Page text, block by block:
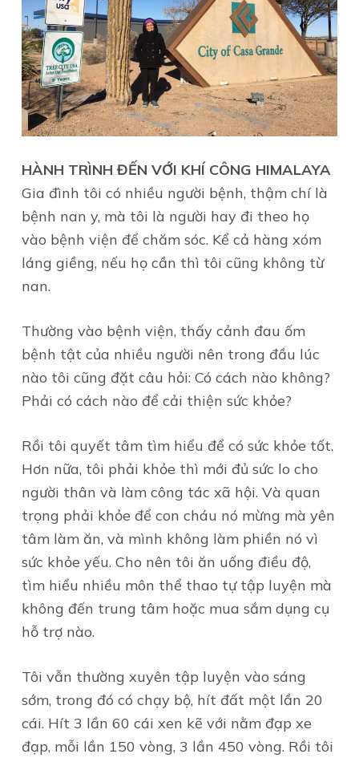
HÀNH TRÌNH ĐẾN VỚI KHÍ CÔNG HIMALAYA
Gia đình tôi có nhiều người bệnh, thậm chí là
bệnh nan y, mà tôi là người hay đi theo họ
vào bệnh viện để chăm sóc. Kể cả hàng xóm
láng giềng, nếu họ cần thì tôi cũng không từ
nan.
Thường vào bệnh viện, thấy cảnh đau ốm
bệnh tật của nhiều người nên trong đầu lúc
nào tôi cũng đặt câu hỏi: Có cách nào không?
Phải có cách nào để cải thiện sức khỏe?
Rồi tôi quyết tâm tìm hiểu để có sức khỏe tốt.
Hơn nữa, tôi phải khỏe thì mới đủ sức lo cho
người thân và làm công tác xã hội. Và quan
trọng phải khỏe để con cháu nó mừng mà yên
tâm làm ăn, và mình không làm phiền nó vì
sức khỏe yếu. Cho nên tôi ăn uống điều độ,
tìm hiểu nhiều môn thể thao tự tập luyện mà
không đến trung tâm hoặc mua sắm dụng cụ
hỗ trợ nào.
Tôi vẫn thường xuyên tập luyện vào sáng
sớm, trong đó có chạy bộ, hít đất một lần 20
cái. Hít 3 lần 60 cái xen kẽ với nằm đạp xe
đạp, mỗi lần 150 vòng, 3 lần 450 vòng. Rồi tôi